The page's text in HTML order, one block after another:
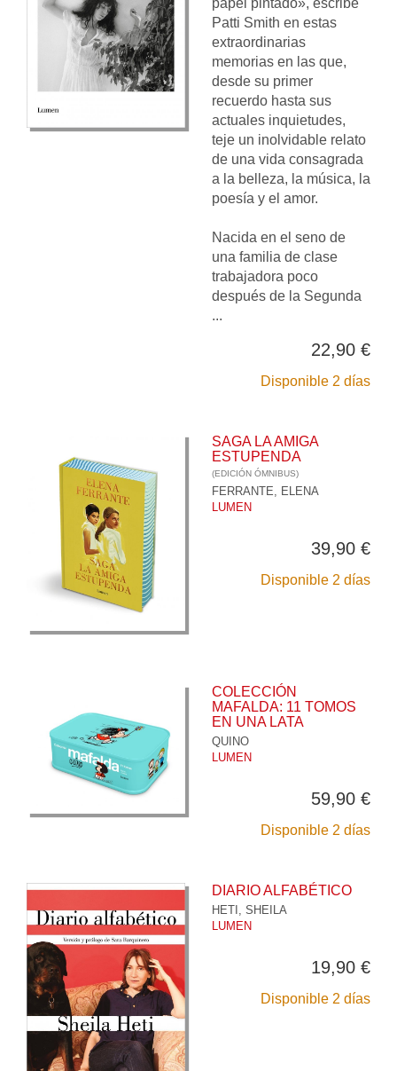
Patti Smith en estas
extraordinarias
memorias en las que,
desde su primer
recuerdo hasta sus
actuales inquietudes,
teje un inolvidable relato
de una vida consagrada
a la belleza, la música, la
poesía y el amor.
Nacida en el seno de
una familia de clase
trabajadora poco
después de la Segunda
...
22,90 €
Disponible 2 días
SAGA LA AMIGA
ESTUPENDA
(EDICIÓN ÓMNIBUS)
FERRANTE, ELENA
LUMEN
39,90 €
Disponible 2 días
COLECCIÓN
MAFALDA: 11 TOMOS
EN UNA LATA
QUINO
LUMEN
59,90 €
Disponible 2 días
DIARIO ALFABÉTICO
HETI, SHEILA
LUMEN
19,90 €
Disponible 2 días